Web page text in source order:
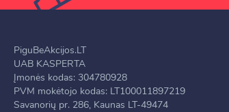
PiguBeAkcijos.LT
UAB KASPERTA
Įmonės kodas: 304780928
PVM mokėtojo kodas: LT100011897219
Savanorių pr. 286, Kaunas LT-49474